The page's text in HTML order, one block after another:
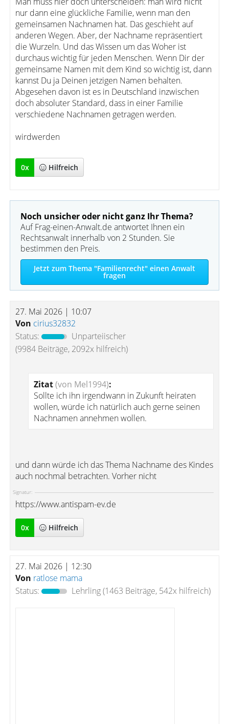
nur dann eine glückliche Familie, wenn man den
gemeinsamen Nachnamen hat. Das geschieht auf
anderen Wegen. Aber, der Nachname repräsentiert
die Wurzeln. Und das Wissen um das Woher ist
durchaus wichtig für jeden Menschen. Wenn Dir der
gemeinsame Namen mit dem Kind so wichtig ist, dann
kannst Du ja Deinen jetzigen Namen behalten.
Abgesehen davon ist es in Deutschland inzwischen
doch absoluter Standard, dass in einer Familie
verschiedene Nachnamen getragen werden.
wirdwerden
0x Hilfreich
Noch unsicher oder nicht ganz Ihr Thema?
Auf Frag-einen-Anwalt.de antwortet Ihnen ein
Rechtsanwalt innerhalb von 2 Stunden. Sie
bestimmen den Preis.
Jetzt zum Thema "Familienrecht" einen Anwalt
fragen
27. Mai 2026 | 10:07
Von cirius32832
Status:
Unparteiischer
(9984 Beiträge, 2092x hilfreich)
Zitat(von Mel1994):
Sollte ich ihn irgendwann in Zukunft heiraten
wollen, würde ich natürlich auch gerne seinen
Nachnamen annehmen wollen.
und dann würde ich das Thema Nachname des Kindes
auch nochmal betrachten. Vorher nicht
Signatur:
https://www.antispam-ev.de
0x Hilfreich
27. Mai 2026 | 12:30
Von ratlose mama
Status:
Lehrling(1463 Beiträge, 542x hilfreich)